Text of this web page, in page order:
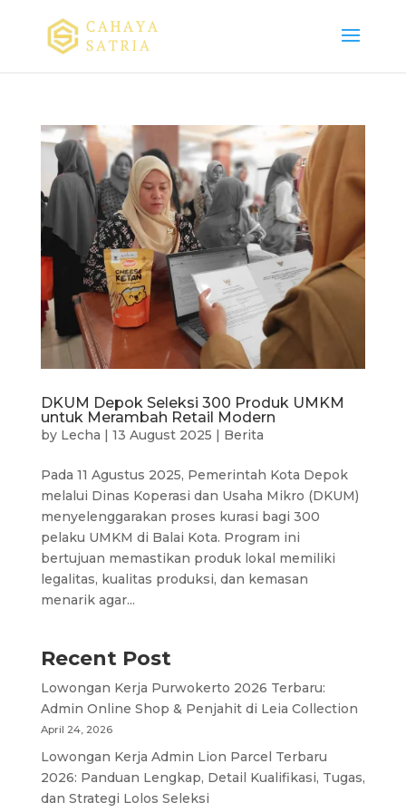
DKUM Depok Seleksi 300 Produk UMKM
untuk Merambah Retail Modern
by Lecha | 13 August 2025 | Berita
Pada 11 Agustus 2025, Pemerintah Kota Depok
melalui Dinas Koperasi dan Usaha Mikro (DKUM)
menyelenggarakan proses kurasi bagi 300
pelaku UMKM di Balai Kota. Program ini
bertujuan memastikan produk lokal memiliki
legalitas, kualitas produksi, dan kemasan
menarik agar...
Recent Post
Lowongan Kerja Purwokerto 2026 Terbaru:
Admin Online Shop & Penjahit di Leia Collection
April 24, 2026
Lowongan Kerja Admin Lion Parcel Terbaru
2026: Panduan Lengkap, Detail Kualifikasi, Tugas,
dan Strategi Lolos Seleksi